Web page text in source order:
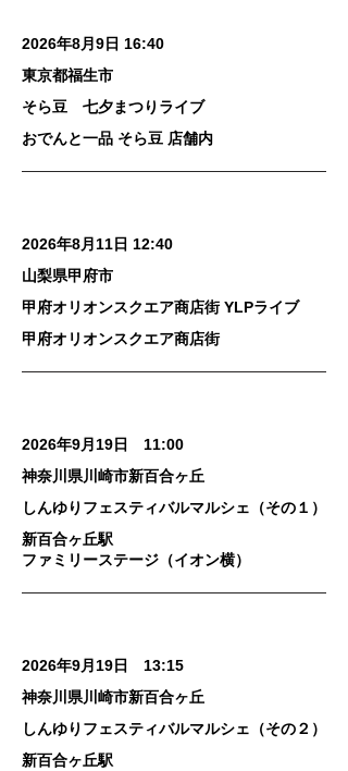
2026年8月9日 16:40
東京都福生市
そら豆 七夕まつりライブ
おでんと一品 そら豆 店舗内
2026年8月11日 12:40
山梨県甲府市
甲府オリオンスクエア商店街 YLPライブ
甲府オリオンスクエア商店街
2026年9月19日 11:00
神奈川県川崎市新百合ヶ丘
しんゆりフェスティバルマルシェ（その１）
新百合ヶ丘駅
ファミリーステージ（イオン横）
2026年9月19日 13:15
神奈川県川崎市新百合ヶ丘
しんゆりフェスティバルマルシェ（その２）
新百合ヶ丘駅